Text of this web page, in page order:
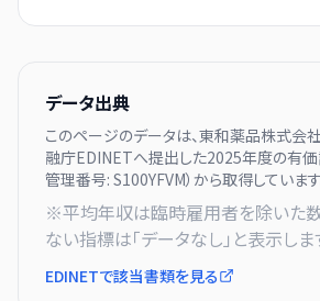
データ出典
このページのデータは、東和薬品株式会
融庁EDINETへ提出した2025年度の有
管理番号: S100YFVM）から取得しています
※平均年収は臨時雇用者を除いた数
ない指標は「データなし」と表示しま
EDINETで該当書類を見る